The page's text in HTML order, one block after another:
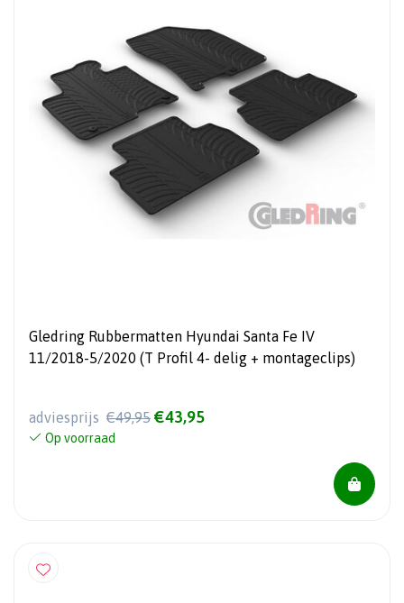
Gledring Rubbermatten Hyundai Santa Fe IV
11/2018-5/2020 (T Profil 4- delig + montageclips)
adviesprijs €49,95 €43,95
Op voorraad